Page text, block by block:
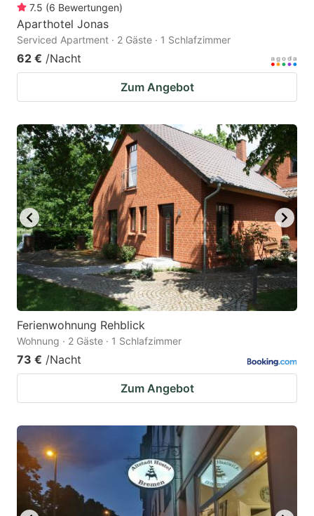
7.5 (6 Bewertungen)
Aparthotel Jonas
Serviced Apartment · 2 Gäste · 1 Schlafzimmer
62 € /Nacht
Zum Angebot
Ferienwohnung Rehblick
Wohnung · 2 Gäste · 1 Schlafzimmer
73 € /Nacht
Zum Angebot